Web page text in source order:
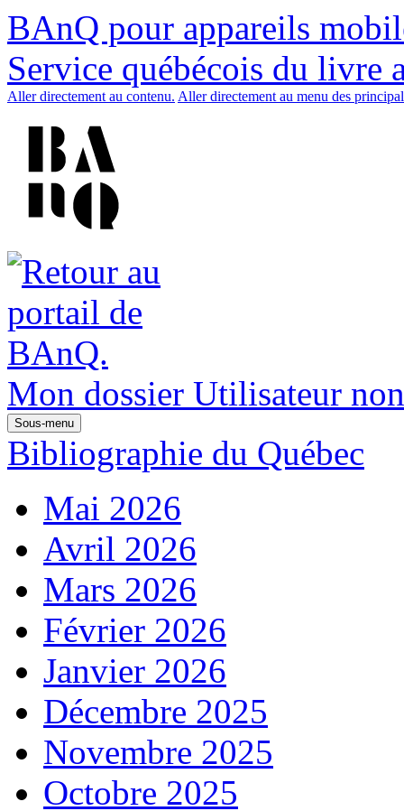
BAnQ pour appareils
Service québécois du livre
Aller directement au contenu. Aller directement au menu des
Mon dossier Utilisateur
Sous-menu
Bibliographie du Québec
Mai 2026
Avril 2026
Mars 2026
Février 2026
Janvier 2026
Décembre 2025
Novembre 2025
Octobre 2025